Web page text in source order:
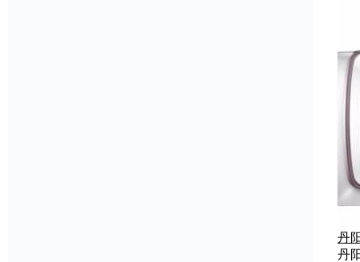
丹
丹